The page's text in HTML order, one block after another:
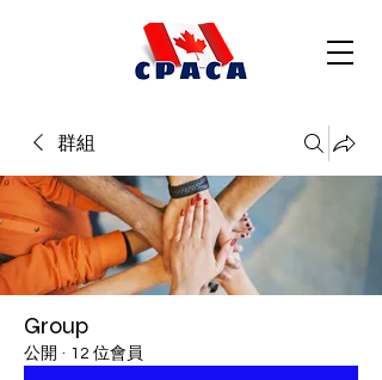
群組
Group
公開 · 12 位會員